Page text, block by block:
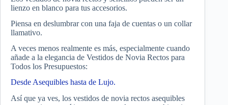
lienzo en blanco para tus accesorios.
Piensa en deslumbrar con una faja de cuentas o un collar
llamativo.
A veces menos realmente es más, especialmente cuando
añade a la elegancia de Vestidos de Novia Rectos para
Todos los Presupuestos:
Desde Asequibles hasta de Lujo.
Así que ya ves, los vestidos de novia rectos asequibles